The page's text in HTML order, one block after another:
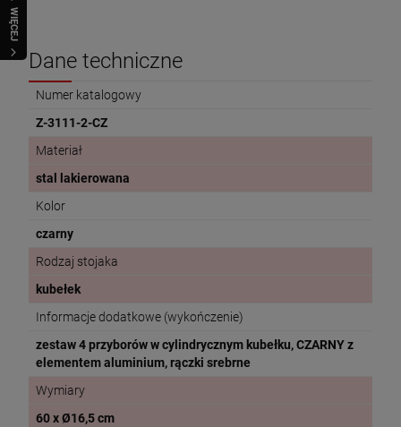
WIĘCEJ
Dane techniczne
Numer katalogowy
Z-3111-2-CZ
Materiał
stal lakierowana
Kolor
czarny
Rodzaj stojaka
kubełek
Informacje dodatkowe (wykończenie)
zestaw 4 przyborów w cylindrycznym kubełku, CZARNY z
elementem aluminium, rączki srebrne
Wymiary
60 x Ø16,5 cm